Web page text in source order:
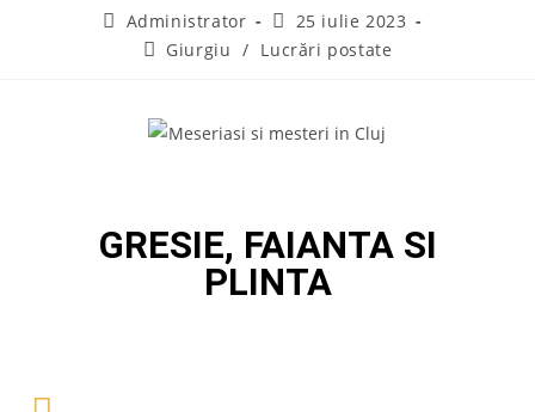
Administrator
25 iulie 2023
Giurgiu / Lucrări postate
GRESIE, FAIANTA SI
PLINTA